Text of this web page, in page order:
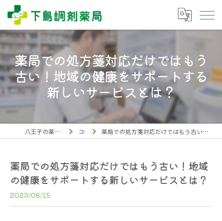
薬局での処方箋対応だけではもう
古い！地域の健康をサポートする
新しいサービスとは？
八王子の薬局なら下島調剤薬局 コラム 薬局での処方箋対応だけではもう古い！地域の健康をサポートする新しいサービスとは？
薬局での処方箋対応だけではもう古い！地域
の健康をサポートする新しいサービスとは？
2023/06/15